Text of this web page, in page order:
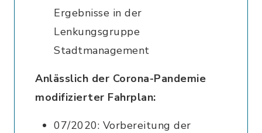
Ergebnisse in der
Lenkungsgruppe
Stadtmanagement
Anlässlich der Corona-Pandemie
modifizierter Fahrplan:
07/2020: Vorbereitung der